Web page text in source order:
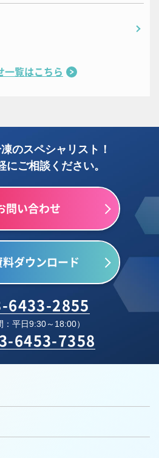
一覧はこちら
のスペシャリスト！
にご相談ください。
問い合わせ
ダウンロード
6433-2855
：平日9:30～18:00）
6453-7358